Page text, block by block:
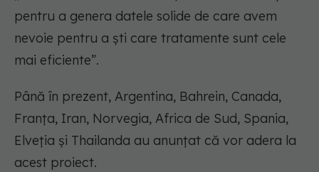
pentru a genera datele solide de care avem
nevoie pentru a şti care tratamente sunt cele
mai eficiente”.
Până în prezent, Argentina, Bahrein, Canada,
Franţa, Iran, Norvegia, Africa de Sud, Spania,
Elveţia şi Thailanda au anunţat că vor adera la
acest proiect.